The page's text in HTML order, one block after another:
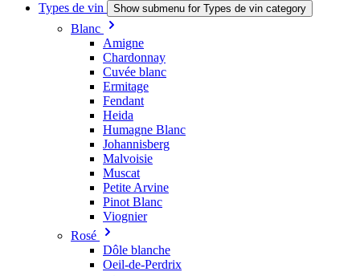
Types de vin
Show submenu for Types de vin category
Blanc
Amigne
Chardonnay
Cuvée blanc
Ermitage
Fendant
Heida
Humagne Blanc
Johannisberg
Malvoisie
Muscat
Petite Arvine
Pinot Blanc
Viognier
Rosé
Dôle blanche
Oeil-de-Perdrix